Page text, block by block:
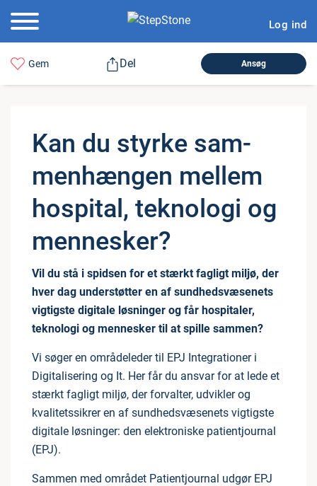
Log ind
Gem Del Ansøg
Kan du styrke sam­
men­hæn­gen mellem
hospital, teknologi og
mennesker?
Vil du stå i spidsen for et stærkt fagligt miljø, der
hver dag understøtter en af sundhedsvæsenets
vigtigste digitale løsninger og får hospitaler,
teknologi og mennesker til at spille sammen?
Vi søger en områdeleder til EPJ Integrationer i
Digitalisering og It. Her får du ansvar for at lede et
stærkt fagligt miljø, der forvalter, udvikler og
kvalitetssikrer en af sundhedsvæsenets vigtigste
digitale løsninger: den elektroniske patientjournal
(EPJ).
Sammen med området Patientjournal udgør EPJ